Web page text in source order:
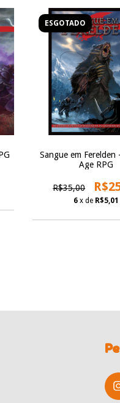
ESGOTADO
Sangue em Ferelden
Age RPG
R$35,00
6 x de R$5,01